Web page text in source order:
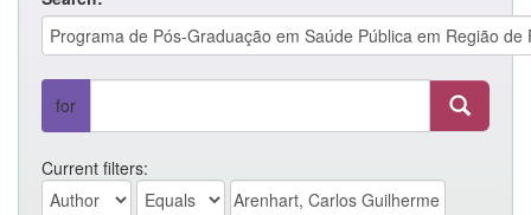
for
Current filters: